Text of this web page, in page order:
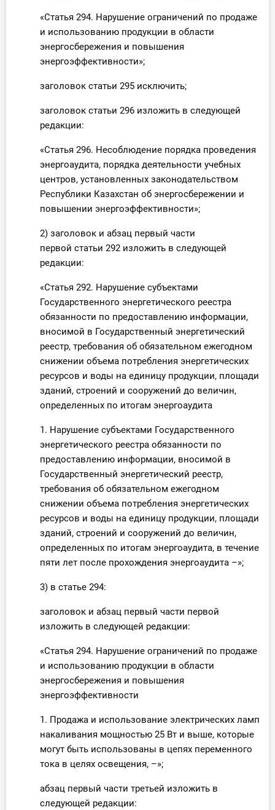
«Статья 294. Нарушение ограничений по продаже
и использованию продукции в области
энергосбережения и повышения
энергоэффективности»;
заголовок статьи 295 исключить;
заголовок статьи 296 изложить в следующей
редакции:
«Статья 296. Несоблюдение порядка проведения
энергоаудита, порядка деятельности учебных
центров, установленных законодательством
Республики Казахстан об энергосбережении и
повышении энергоэффективности»;
2) заголовок и абзац первый части
первой статьи 292 изложить в следующей
редакции:
«Статья 292. Нарушение субъектами
Государственного энергетического реестра
обязанности по предоставлению информации,
вносимой в Государственный энергетический
реестр, требования об обязательном ежегодном
снижении объема потребления энергетических
ресурсов и воды на единицу продукции, площади
зданий, строений и сооружений до величин,
определенных по итогам энергоаудита
1. Нарушение субъектами Государственного
энергетического реестра обязанности по
предоставлению информации, вносимой в
Государственный энергетический реестр,
требования об обязательном ежегодном
снижении объема потребления энергетических
ресурсов и воды на единицу продукции, площади
зданий, строений и сооружений до величин,
определенных по итогам энергоаудита, в течение
пяти лет после прохождения энергоаудита –»;
3) в статье 294:
заголовок и абзац первый части первой
изложить в следующей редакции:
«Статья 294. Нарушение ограничений по продаже
и использованию продукции в области
энергосбережения и повышения
энергоэффективности
1. Продажа и использование электрических ламп
накаливания мощностью 25 Вт и выше, которые
могут быть использованы в цепях переменного
тока в целях освещения, –»;
абзац первый части третьей изложить в
следующей редакции: